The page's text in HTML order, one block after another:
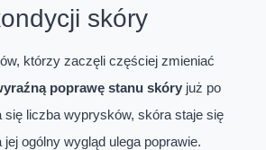
skóry
którzy zaczęli częściej zmieniać
poprawę stanu skóry już po
się liczba wyprysków, skóra staje się
jej ogólny wygląd ulega poprawie.